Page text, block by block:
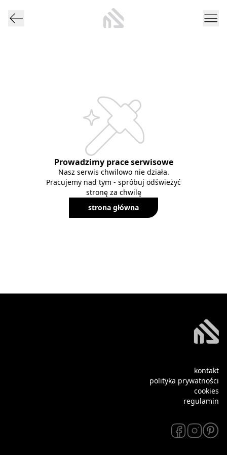
Prowadzimy prace serwisowe
Nasz serwis chwilowo nie działa.
Pracujemy nad tym - spróbuj odświeżyć
stronę za chwilę
strona główna
kontakt
polityka prywatności
cookies
regulamin